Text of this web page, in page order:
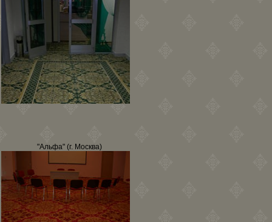
"Альфа" (г. Москва)